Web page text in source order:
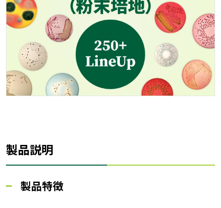
製品説明
製品特徴